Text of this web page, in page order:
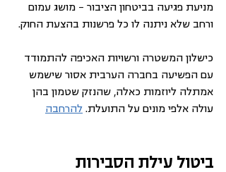
מניעת פגיעה בביטחון הציבור – מושג עמום
ורחב שלא ניתנה לו כל פרשנות בהצעת החוק.
כישלון המשטרה ורשויות האכיפה להתמודד
עם הפשיעה בחברה הערבית אסור שישמש
אמתלה ליוזמות כאלה, שהנזק שטמון בהן
עולה אלפי מונים על התועלת. להרחבה
ביטול עילת הסבירות